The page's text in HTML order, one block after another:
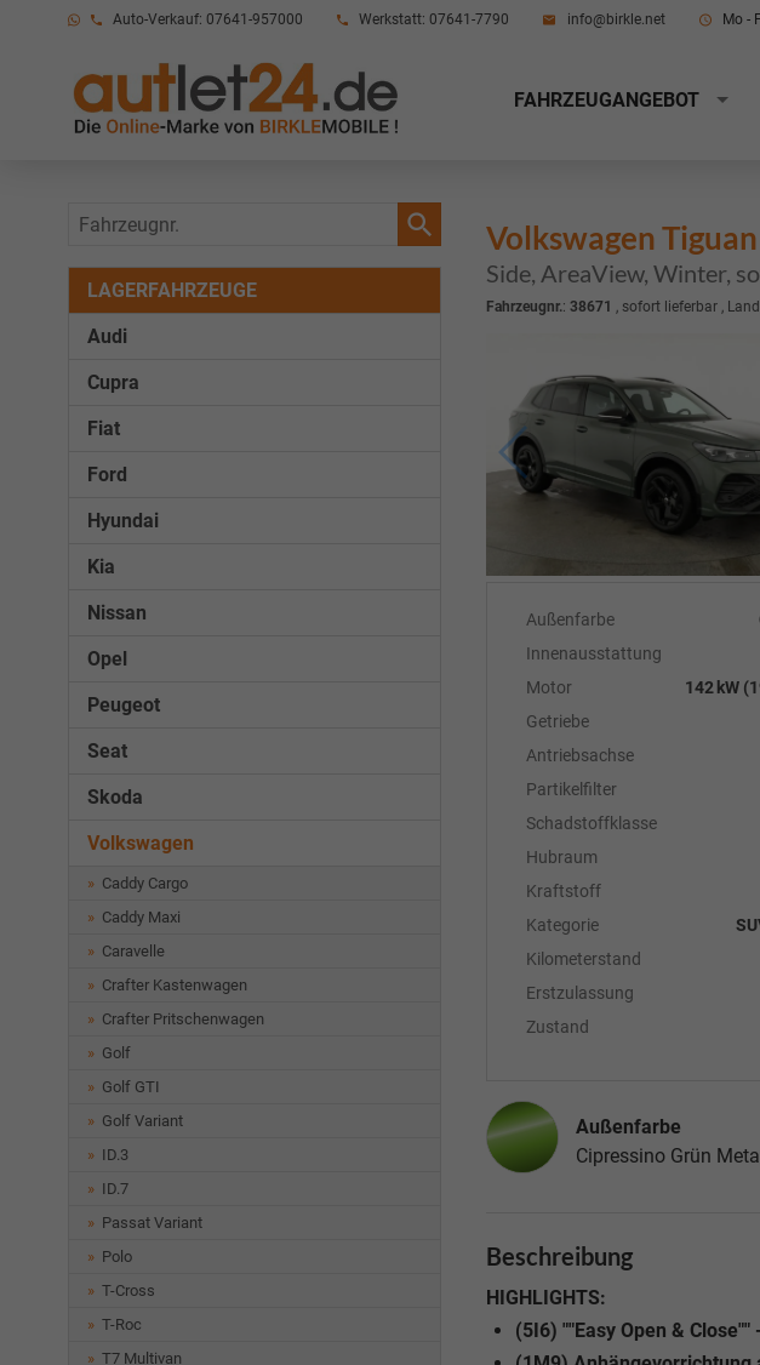
Auto-Verkauf: 07641-957000 Werkstatt: 07641-7790 info@birkle.net Mo -
FAHRZEUGANGEBOT
Volkswagen Tiguan
Side, AreaView, Winter,
Fahrzeugnr.: 38671 , sofort lieferbar,
Außenfarbe
Innenausstattung
Motor
142 kW
Getriebe
Antriebsachse
Partikelfilter
Schadstoffklasse
Hubraum
Kraftstoff
Kategorie
Kilometerstand
Erstzulassung
Zustand
Außenfarbe
Cipressino Grün
Beschreibung
HIGHLIGHTS:
(5I6) ""Easy Open &
Fahrzeugnr.
LAGERFAHRZEUGE
Audi
Cupra
Fiat
Ford
Hyundai
Kia
Nissan
Opel
Peugeot
Seat
Skoda
Volkswagen
Caddy Cargo
Caddy Maxi
Caravelle
Crafter Kastenwagen
Crafter Pritschenwagen
Golf
Golf GTI
Golf Variant
ID.3
ID.7
Passat Variant
Polo
T-Cross
T-Roc
T7 Multivan